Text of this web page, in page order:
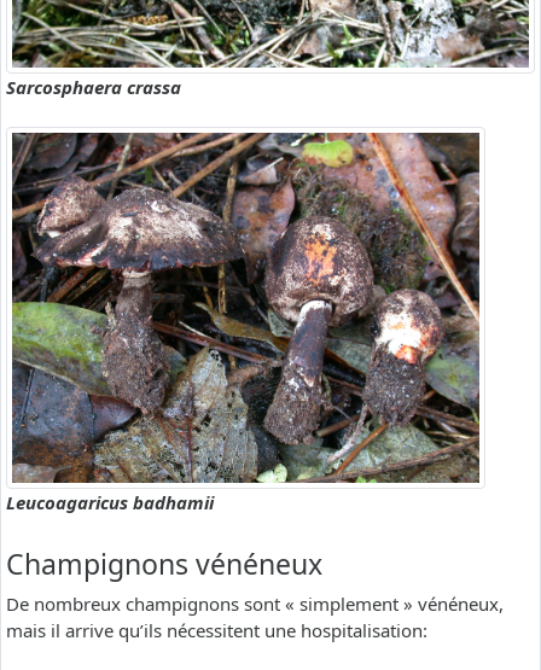
Sarcosphaera crassa
Leucoagaricus badhamii
Champignons vénéneux
De nombreux champignons sont « simplement » vénéneux,
mais il arrive qu’ils nécessitent une hospitalisation: